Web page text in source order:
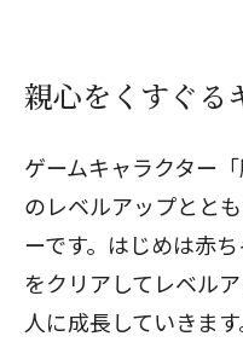
親心をくすぐる
ゲームキャラクター
のレベルアップとと
ーです。はじめは赤
をクリアしてレベル
人に成長していきま